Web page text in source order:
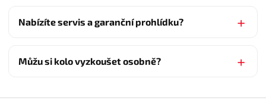
Nabízíte servis a garanční prohlídku?
Můžu si kolo vyzkoušet osobně?